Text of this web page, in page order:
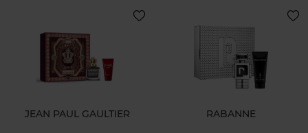
JEAN PAUL GAULTIER RABANNE